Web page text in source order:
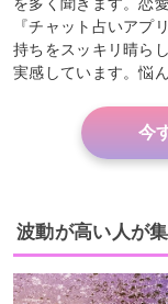
『チャット占いアプ
持ちをスッキリ晴ら
実感しています。悩
今
波動が高い人が